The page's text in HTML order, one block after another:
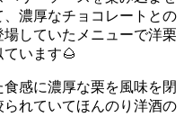
濃厚なチョコレートとの
場していたメニューで洋栗
います🌰
感に濃厚な栗を風味を閉
れていてほんのり洋酒の